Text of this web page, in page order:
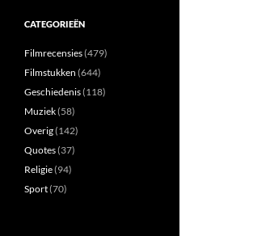
CATEGORIEËN
Filmrecensies(479)
Filmstukken (644)
Geschiedenis(118)
Muziek(58)
Overig(142)
Quotes(37)
Religie(94)
Sport(70)